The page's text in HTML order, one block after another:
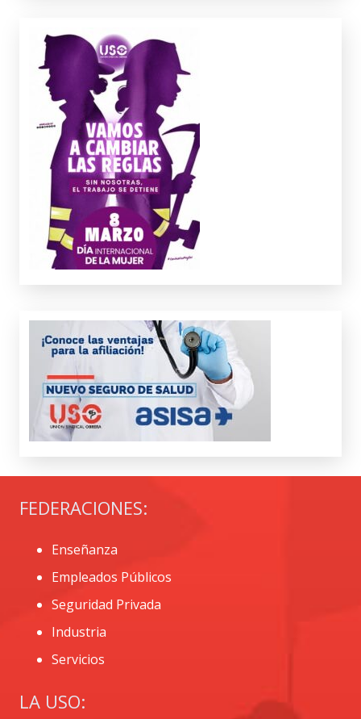
FEDERACIONES:
Enseñanza
Empleados Públicos
Seguridad Privada
Industria
Servicios
LA USO: